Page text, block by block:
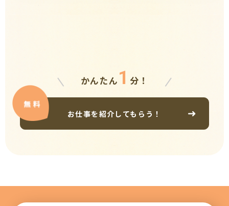
かんたん 1 分！
お仕事を紹介してもらう！